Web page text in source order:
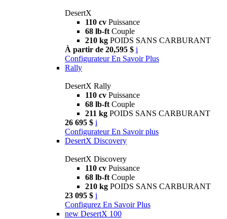
DesertX
110 cv Puissance
68 lb-ft Couple
210 kg POIDS SANS CARBURANT
À partir de 20,595 $ i
Configurateur En Savoir Plus
Rally
DesertX Rally
110 cv Puissance
68 lb-ft Couple
211 kg POIDS SANS CARBURANT
26 695 $ i
Configurateur En Savoir plus
DesertX Discovery
DesertX Discovery
110 cv Puissance
68 lb-ft Couple
210 kg POIDS SANS CARBURANT
23 095 $ i
Configurez En Savoir Plus
new DesertX 100